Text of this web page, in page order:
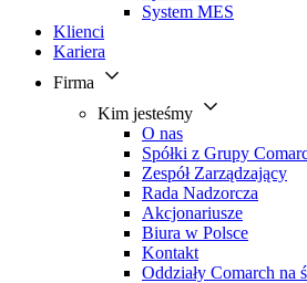
System MES
Klienci
Kariera
Firma
Kim jesteśmy
O nas
Spółki z Grupy
Zespół Zarządzający
Rada Nadzorcza
Akcjonariusze
Biura w Polsce
Kontakt
Oddziały Comarch na